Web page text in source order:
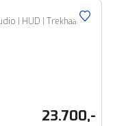
Sedan Skyactiv-X 186pk Luxury | Leer | Bosé Audio | HUD | Trekhaak 1300kg |
23.700,-